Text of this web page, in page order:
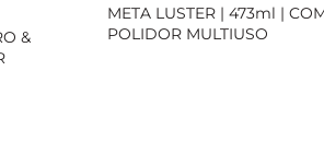
&
META LUSTER | 473ml |
POLIDOR MULTIUSO